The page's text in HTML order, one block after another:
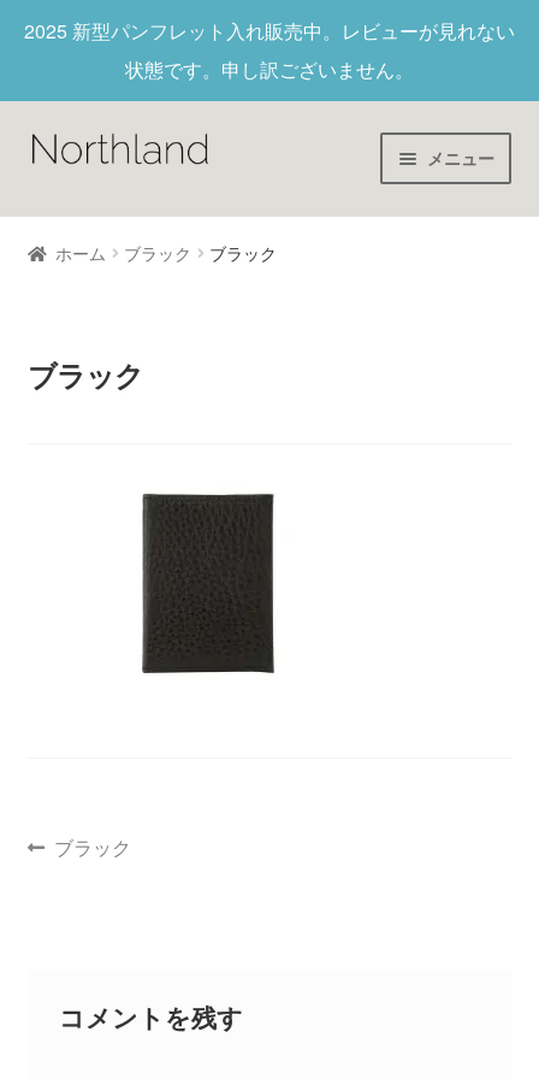
2025 新型パンフレット入れ販売中。レビューが見れない
状態です。申し訳ございません。
メニュー
Home
ヌメ革
アウトレット
お買い物カゴ
ホーム ブラック ブラック
ブラック
ブラック
コメントを残す